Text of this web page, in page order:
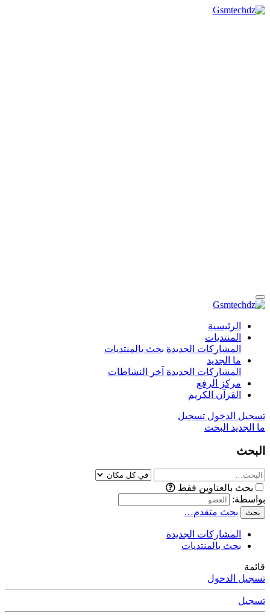
الرئيسية
المنتديات
المشاركات الجديدة بحث بالمنتديات
ما الجديد
المشاركات الجديدة آخر النشاطات
مركز الرفع
القرآن الكريم
تسجيل الدخول تسجيل
ما الجديد البحث
البحث
بحث بالعناوين فقط
بواسطة:
بحث بحث متقدم…
المشاركات الجديدة
بحث بالمنتديات
قائمة
تسجيل الدخول
تسجيل